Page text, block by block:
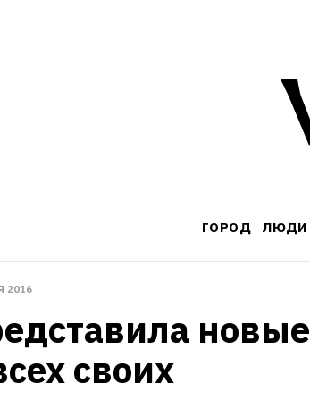
ГОРОД ЛЮДИ
2016
новые
своих